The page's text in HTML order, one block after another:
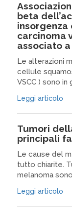
beta
insorgenza
carcinoma
associato
Le alterazioni
cellule
VSCC ) sono in
Leggi articolo
Tumori
principali
Le cause del
tutto chiarite.
melanoma
Leggi articolo